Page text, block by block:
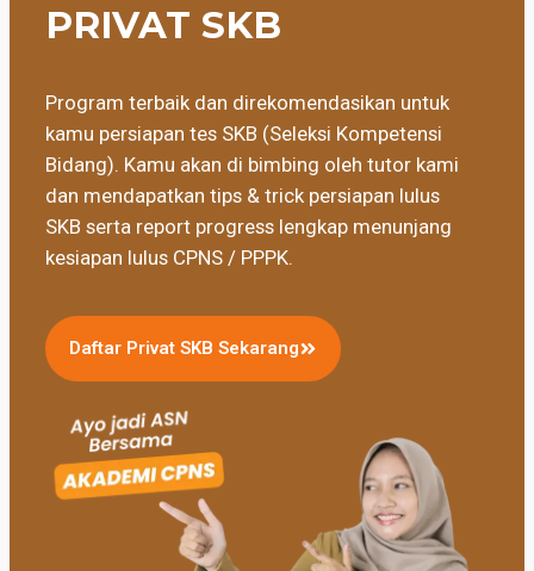
PRIVAT SKB
Program terbaik dan direkomendasikan untuk
kamu persiapan tes SKB (Seleksi Kompetensi
Bidang). Kamu akan di bimbing oleh tutor kami
dan mendapatkan tips & trick persiapan lulus
SKB serta report progress lengkap menunjang
kesiapan lulus CPNS / PPPK.
Daftar Privat SKB Sekarang